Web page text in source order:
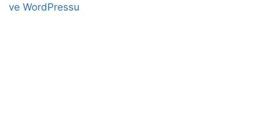
ve WordPressu